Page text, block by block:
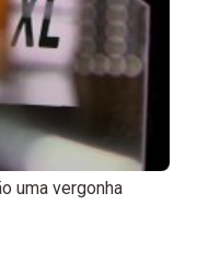
uma vergonha